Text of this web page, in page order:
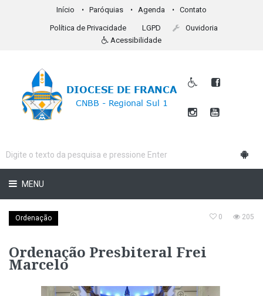
Início Paróquias Agenda Contato
Política de Privacidade LGPD
Ouvidoria
Acessibilidade
MENU
Ordenação 0 205
Ordenação Presbiteral Frei
Marcelo